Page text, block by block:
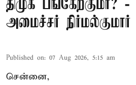
திமுக பங்கேற்குமா?
அமைச்சர்
Published on: 07 Aug 2026, 5:15 am
சென்னை,